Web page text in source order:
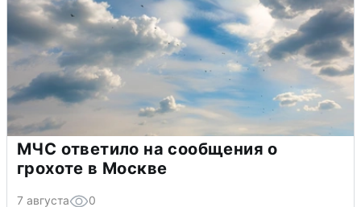
МЧС ответило на сообщения о
грохоте в Москве
7 августа 0